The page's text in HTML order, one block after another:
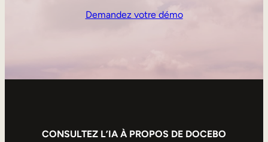
Demandez votre démo
CONSULTEZ L’IA À PROPOS DE DOCEBO